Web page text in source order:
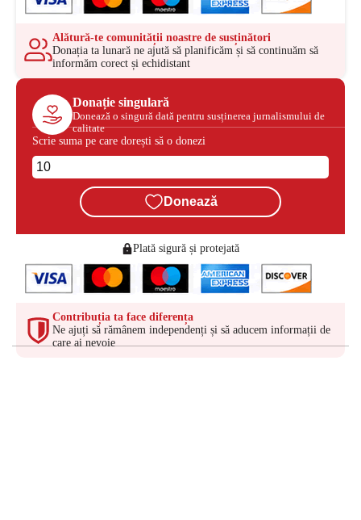
Alătură-te comunității noastre de susținători
Donația ta lunară ne ajută să planificăm și să continuăm să
informăm corect și echidistant
Donație singulară
Donează o singură dată pentru susținerea jurnalismului de
calitate
Scrie suma pe care dorești să o donezi
Donează
Plată sigură și protejată
Contribuția ta face diferența
Ne ajuți să rămânem independenți și să aducem informații de
care ai nevoie